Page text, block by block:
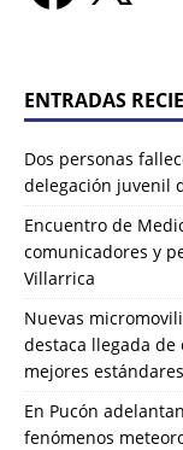
ENTRADAS
Dos personas
delegación juvenil
Encuentro de
comunicadores y
Villarrica
Nuevas
destaca llegada de
mejores
En Pucón
fenómenos